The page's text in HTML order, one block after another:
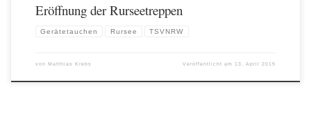
Eröffnung der Rurseetreppen
Gerätetauchen Rursee TSVNRW
von Matthias Krebs Veröffentlicht am 13. April 2019